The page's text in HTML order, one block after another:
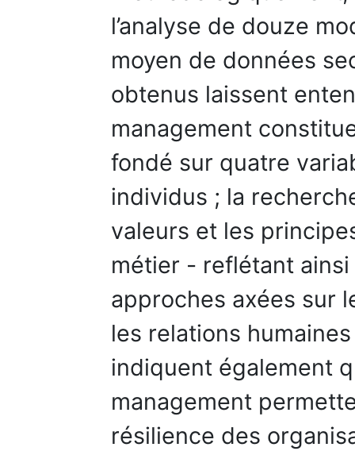
l’analyse de douze
moyen de données
obtenus laissent
management
fondé sur quatre
individus ; la
valeurs et les
métier - reflétant
approches axées sur
les relations
indiquent également
management
résilience des